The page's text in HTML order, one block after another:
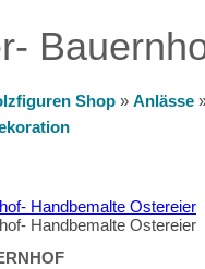
Shop » Anlässe